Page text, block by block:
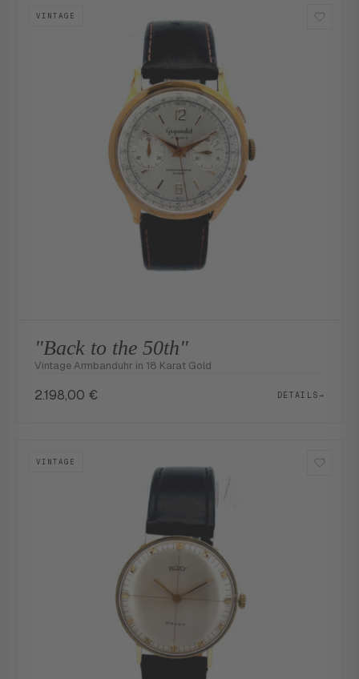
VINTAGE
"Back to the 50th"
Vintage Armbanduhr in 18 Karat Gold
2.198,00 € DETAILS→
VINTAGE